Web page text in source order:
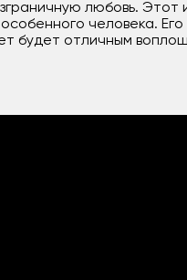
любовь.
человека.
будет отличным